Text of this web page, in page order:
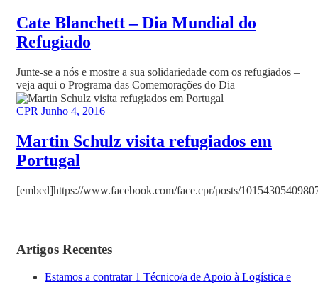
Cate Blanchett – Dia Mundial do
Refugiado
Junte-se a nós e mostre a sua solidariedade com os refugiados –
veja aqui o Programa das Comemorações do Dia
CPR Junho 4, 2016
Martin Schulz visita refugiados em
Portugal
[embed]https://www.facebook.com/face.cpr/posts/
Artigos Recentes
Estamos a contratar 1 Técnico/a de Apoio à Logística e